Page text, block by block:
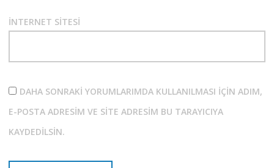
İNTERNET SITESI
DAHA SONRAKI YORUMLARIMDA KULLANILMASI IÇIN ADIM,
E-POSTA ADRESIM VE SITE ADRESIM BU TARAYICIYA
KAYDEDILSIN.